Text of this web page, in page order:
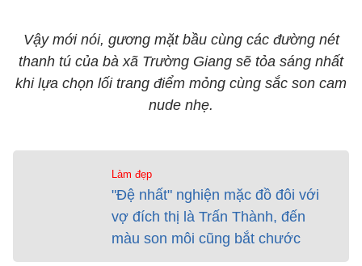
​​​​​​​Vậy mới nói, gương mặt bầu cùng các đường nét
thanh tú của bà xã Trường Giang sẽ tỏa sáng nhất
khi lựa chọn lối trang điểm mỏng cùng sắc son cam
nude nhẹ.
Làm đẹp
"Đệ nhất" nghiện mặc đồ đôi với
vợ đích thị là Trấn Thành, đến
màu son môi cũng bắt chước